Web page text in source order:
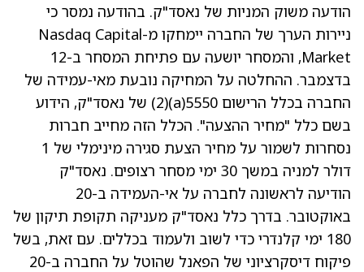
הודעה משוק המניות של נאסד"ק. בהודעה נמסר כי
ניירות הערך של החברה יימחקו מ-Nasdaq Capital
Market, והמסחר יושעה עם פתיחת המסחר ב-12
בדצמבר. ההחלטה על המחיקה נובעת מאי-עמידה של
החברה בכלל הרישום 5550(a)(2) של נאסד"ק, הידוע
בשם כלל "מחיר ההצעה". הכלל הזה מחייב חברות
נסחרות לשמור על מחיר הצעת סגירה מינימלי של 1
דולר למניה במשך 30 ימי מסחר רצופים. נאסד"ק
הודיעה לראשונה לחברה על אי-העמידה ב-20
באוקטובר. בדרך כלל נאסד"ק מעניקה תקופת תיקון של
180 ימי קלנדרי כדי לשוב ולעמוד בכללים. עם זאת, בשל
פיקוח דיסקרציוני של הפאנל שהוטל על החברה ב-20